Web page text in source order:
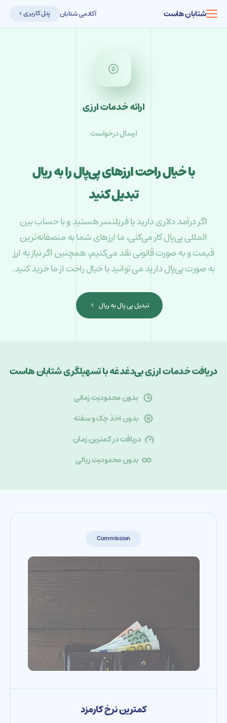
شتابان هاست آکادمی شتابان پنل کاربری
ارائه خدمات ارزی
ارسال درخواست
با خیال راحت ارزهای پی‌پال را به ریال
تبدیل کنید
اگر درآمد دلاری دارید یا فریلنسر هستید و با حساب بین
المللی پی‌پال کار می‌کنی، ما ارزهای شما به منصفانه‌ترین
قیمت و به صورت قانونی نقد می‌کنیم، همچنین اگر نیاز به ارز
به صورت پی‌پال دارید می توانید با خیال راحت از ما خرید کنید.
تبدیل پی پال به ریال
دریافت خدمات ارزی بی‌دغدغه با تسهیلگری شتابان هاست
بدون محدودیت زمانی
بدون اخذ چک و سفته
دریافت در کمترین زمان
بدون محدودیت ریالی
Commission
کمترین نرخ کارمزد